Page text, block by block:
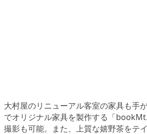
大村屋のリニューアル客室の家具も手
でオリジナル家具を製作する 「bookMt.
撮影も可能。また、上質な嬉野茶をテ